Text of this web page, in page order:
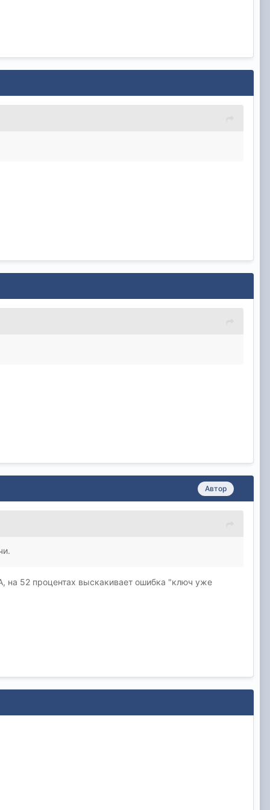
Автор
на 52 процентах выскакивает ошибка "ключ уже